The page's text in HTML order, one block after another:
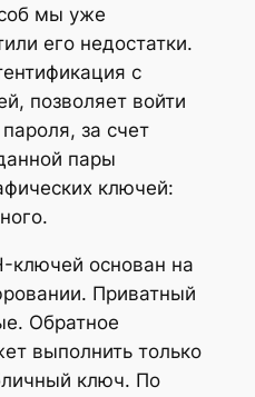
мы уже
его недостатки.
с
позволяет войти
за счет
пары
ключей:
ключей основан на
Приватный
Обратное
выполнить только
ключ. По